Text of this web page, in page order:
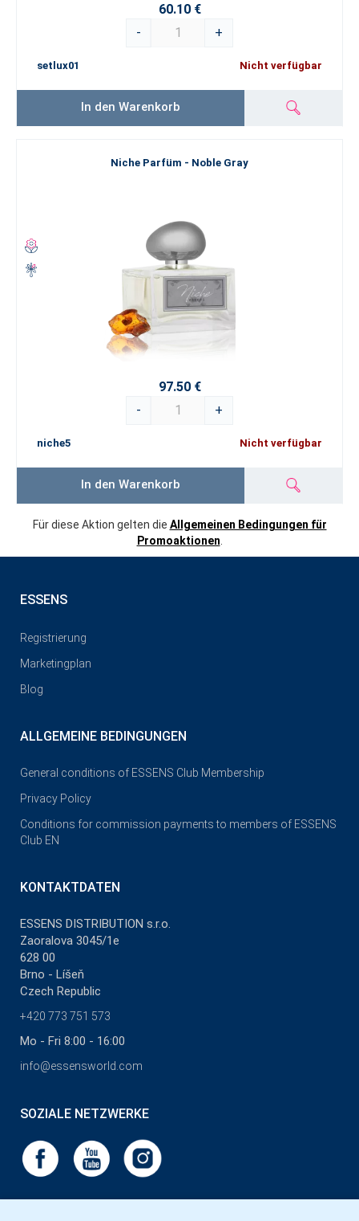
60.10 €
-
+
setlux01 Nicht verfügbar
In den Warenkorb
Niche Parfüm - Noble Gray
97.50 €
-
+
niche5 Nicht verfügbar
In den Warenkorb
Für diese Aktion gelten die Allgemeinen Bedingungen für
Promoaktionen.
ESSENS
Registrierung
Marketingplan
Blog
ALLGEMEINE BEDINGUNGEN
General conditions of ESSENS Club Membership
Privacy Policy
Conditions for commission payments to members of ESSENS
Club EN
KONTAKTDATEN
ESSENS DISTRIBUTION s.r.o.
Zaoralova 3045/1e
628 00
Brno - Líšeň
Czech Republic
+420 773 751 573
Mo - Fri 8:00 - 16:00
info@essensworld.com
SOZIALE NETZWERKE